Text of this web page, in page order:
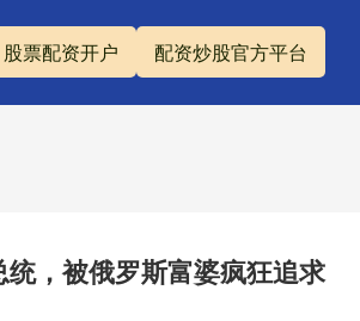
股票配资开户 配资炒股官方平台
，被俄罗斯富婆疯狂追求